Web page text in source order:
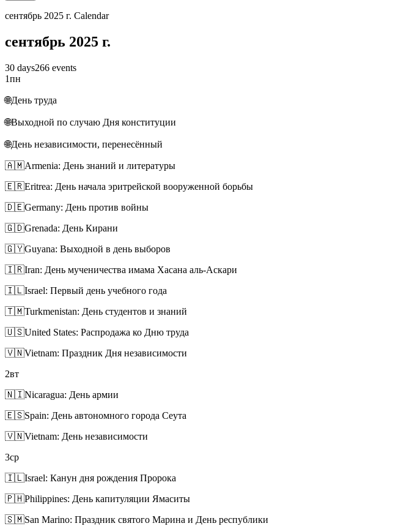
сентябрь 2025 г. Calendar
сентябрь 2025 г.
30 days266 events
1пн
🌐День труда
🌐Выходной по случаю Дня конституции
🌐День независимости, перенесённый
🇦🇲Armenia: День знаний и литературы
🇪🇷Eritrea: День начала эритрейской вооруженной борьбы
🇩🇪Germany: День против войны
🇬🇩Grenada: День Кирани
🇬🇾Guyana: Выходной в день выборов
🇮🇷Iran: День мученичества имама Хасана аль-Аскари
🇮🇱Israel: Первый день учебного года
🇹🇲Turkmenistan: День студентов и знаний
🇺🇸United States: Распродажа ко Дню труда
🇻🇳Vietnam: Праздник Дня независимости
2вт
🇳🇮Nicaragua: День армии
🇪🇸Spain: День автономного города Сеута
🇻🇳Vietnam: День независимости
3ср
🇮🇱Israel: Канун дня рождения Пророка
🇵🇭Philippines: День капитуляции Ямаситы
🇸🇲San Marino: Праздник святого Марина и День республики